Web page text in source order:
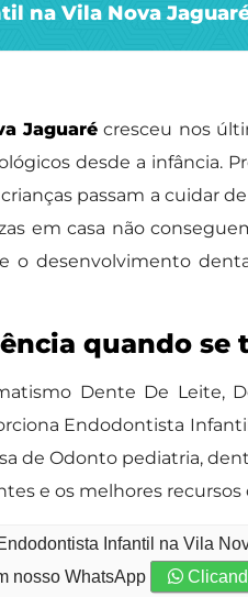
na Vila Nova
Jaguaré cresceu nos
desde a infância.
passam a cuidar
em casa não
o desenvolvimento
quando
Dente De Leite,
Endodontista
de Odonto pediatria,
e os melhores
Infantil na Vila
nosso WhatsApp